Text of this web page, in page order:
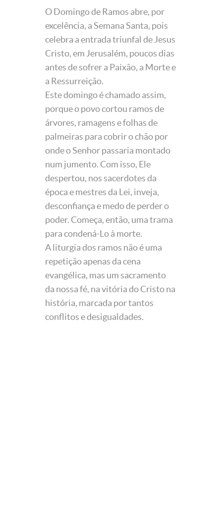
O Domingo de Ramos abre, por
excelência, a Semana Santa, pois
celebra a entrada triunfal de Jesus
Cristo, em Jerusalém, poucos dias
antes de sofrer a Paixão, a Morte e
a Ressurreição.
Este domingo é chamado assim,
porque o povo cortou ramos de
árvores, ramagens e folhas de
palmeiras para cobrir o chão por
onde o Senhor passaria montado
num jumento. Com isso, Ele
despertou, nos sacerdotes da
época e mestres da Lei, inveja,
desconfiança e medo de perder o
poder. Começa, então, uma trama
para condená-Lo à morte.
A liturgia dos ramos não é uma
repetição apenas da cena
evangélica, mas um sacramento
da nossa fé, na vitória do Cristo na
história, marcada por tantos
conflitos e desigualdades.